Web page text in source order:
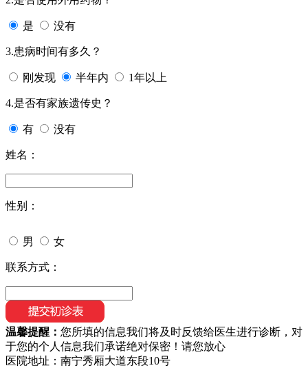
是 没有
3.患病时间有多久？
刚发现 半年内 1年以上
4.是否有家族遗传史？
有 没有
姓名：
性别：
男 女
联系方式：
温馨提醒： 您所填的信息我们将及时反馈给医生进行诊断，对
于您的个人信息我们承诺绝对保密！请您放心
医院地址：南宁秀厢大道东段10号